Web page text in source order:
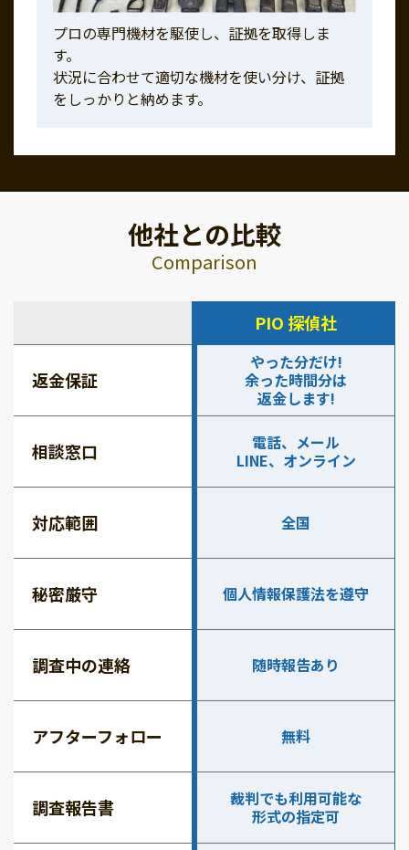
プロの専門機材を駆使し、証拠を取得しま
す。
状況に合わせて適切な機材を使い分け、証拠
をしっかりと納めます。
他社との比較
Comparison
PIO 探偵社
返金保証
やった分だけ!
余った時間分は
返金します!
相談窓口
電話、メール
LINE、オンライン
対応範囲 全国
秘密厳守 個人情報保護法を遵守
調査中の連絡 随時報告あり
アフターフォロー 無料
調査報告書
裁判でも利用可能な
形式の指定可